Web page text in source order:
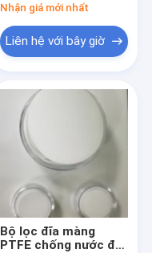
Nhận giá mới nhất
Liên hệ với bây giờ
Bộ lọc đĩa màng
PTFE chống nước để